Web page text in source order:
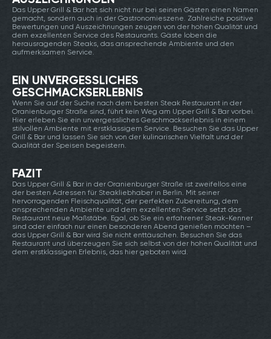
Das Upper Grill & Bar hat sich nicht nur bei seinen Gästen einen Namen
gemacht, sondern auch in der Gastronomieszene. Zahlreiche positive
Bewertungen und Auszeichnungen zeugen von der hohen Qualität und
dem exzellenten Service des Restaurants. Gäste loben die
herausragenden Steaks, das ansprechende Ambiente und den
aufmerksamen Service.
EIN UNVERGESSLICHES
GESCHMACKSERLEBNIS
Wenn Sie auf der Suche nach dem besten Steak Restaurant in der
Oranienburger Straße sind, führt kein Weg am Upper Grill & Bar vorbei.
Hier erleben Sie ein unvergessliches Geschmackserlebnis in einem
stilvollen Ambiente mit erstklassigem Service. Besuchen Sie das Upper
Grill & Bar und lassen Sie sich von der kulinarischen Vielfalt und der
Qualität der Speisen begeistern.
FAZIT
Das Upper Grill & Bar in der Oranienburger Straße ist zweifellos eine
der besten Adressen für Steakliebhaber in Berlin. Mit seiner
hervorragenden Fleischqualität, der perfekten Zubereitung, dem
ansprechenden Ambiente und dem exzellenten Service setzt das
Restaurant neue Maßstäbe. Egal, ob Sie ein erfahrener Steak-Kenner
sind oder einfach nur einen besonderen Abend genießen möchten –
das Upper Grill & Bar wird Sie nicht enttäuschen. Besuchen Sie das
Restaurant und überzeugen Sie sich selbst von der hohen Qualität und
dem erstklassigen Erlebnis, das hier geboten wird.